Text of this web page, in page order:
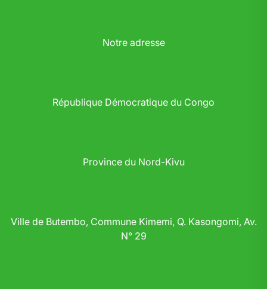
Notre adresse
République Démocratique du Congo
Province du Nord-Kivu
Ville de Butembo, Commune Kimemi, Q. Kasongomi, Av.
N° 29